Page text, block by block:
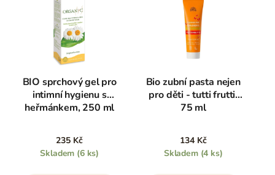
BIO sprchový gel pro
intimní hygienu s
heřmánkem, 250 ml
235 Kč
Skladem (6 ks)
Bio zubní pasta nejen
pro děti - tutti frutti,
75 ml
134 Kč
Skladem (4 ks)